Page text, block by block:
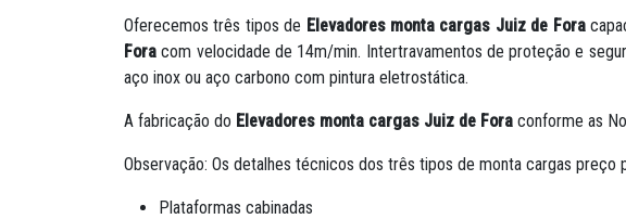
Oferecemos três tipos de Elevadores monta cargas Juiz de Fora
Fora com velocidade de 14m/min. Intertravamentos de proteção e
aço inox ou aço carbono com pintura eletrostática.
A fabricação do Elevadores monta cargas Juiz de Fora conforme as
Observação: Os detalhes técnicos dos três tipos de monta cargas preço
Plataformas cabinadas